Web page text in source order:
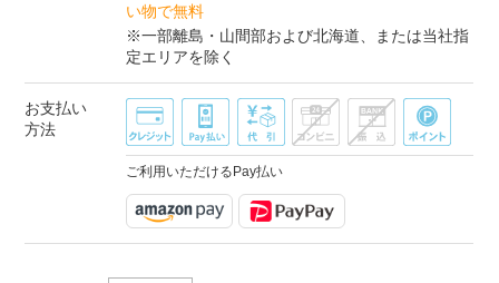
い物で無料
※一部離島・山間部および北海道、または当社指
定エリアを除く
お支払い
方法
ご利用いただけるPay払い